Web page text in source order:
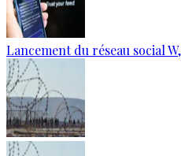
Lancement du réseau social